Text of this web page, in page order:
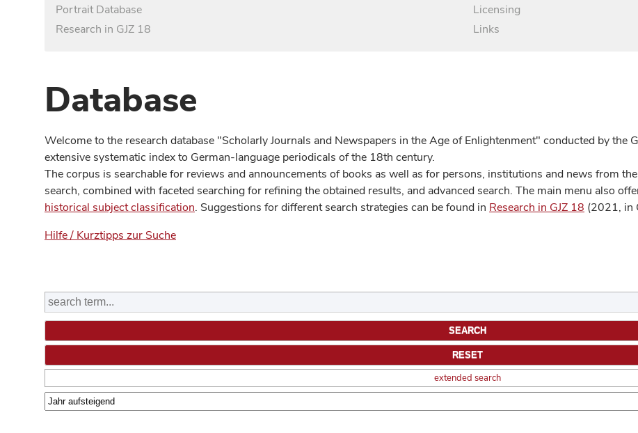
Portrait Database
Research in GJZ 18
Licensing
Links
Database
Welcome to the research database "Scholarly Journals and Newspapers in the Age of Enlightenment" conducted by the
extensive systematic index to German-language periodicals of the 18th century.
The corpus is searchable for reviews and announcements of books as well as for persons, institutions and news from
search, combined with faceted searching for refining the obtained results, and advanced search. The main menu also
historical subject classification. Suggestions for different search strategies can be found in Research in GJZ 18 (2021, in
Hilfe / Kurztipps zur Suche
extended search